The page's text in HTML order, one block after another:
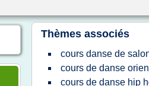
Thèmes associés
cours danse de
cours de danse
cours de danse hip